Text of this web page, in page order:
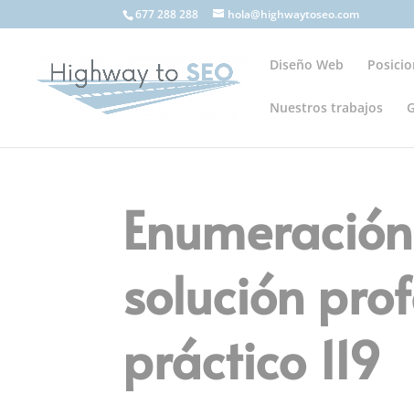
677 288 288 hola@highwaytoseo.com
Diseño Web
Nuestros trabajos
solución
práctico 119